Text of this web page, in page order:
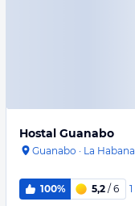
Hostal Guanabo
Guanabo · La Habana
100% 5,2 / 6 1